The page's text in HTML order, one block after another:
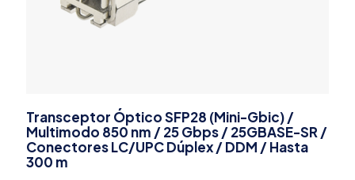
Transceptor Óptico SFP28 (Mini-Gbic) /
Multimodo 850 nm / 25 Gbps / 25GBASE-SR /
Conectores LC/UPC Dúplex / DDM / Hasta
300 m